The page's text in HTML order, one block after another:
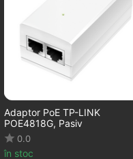
Adaptor PoE TP-LINK
POE4818G, Pasiv
0.0
în stoc